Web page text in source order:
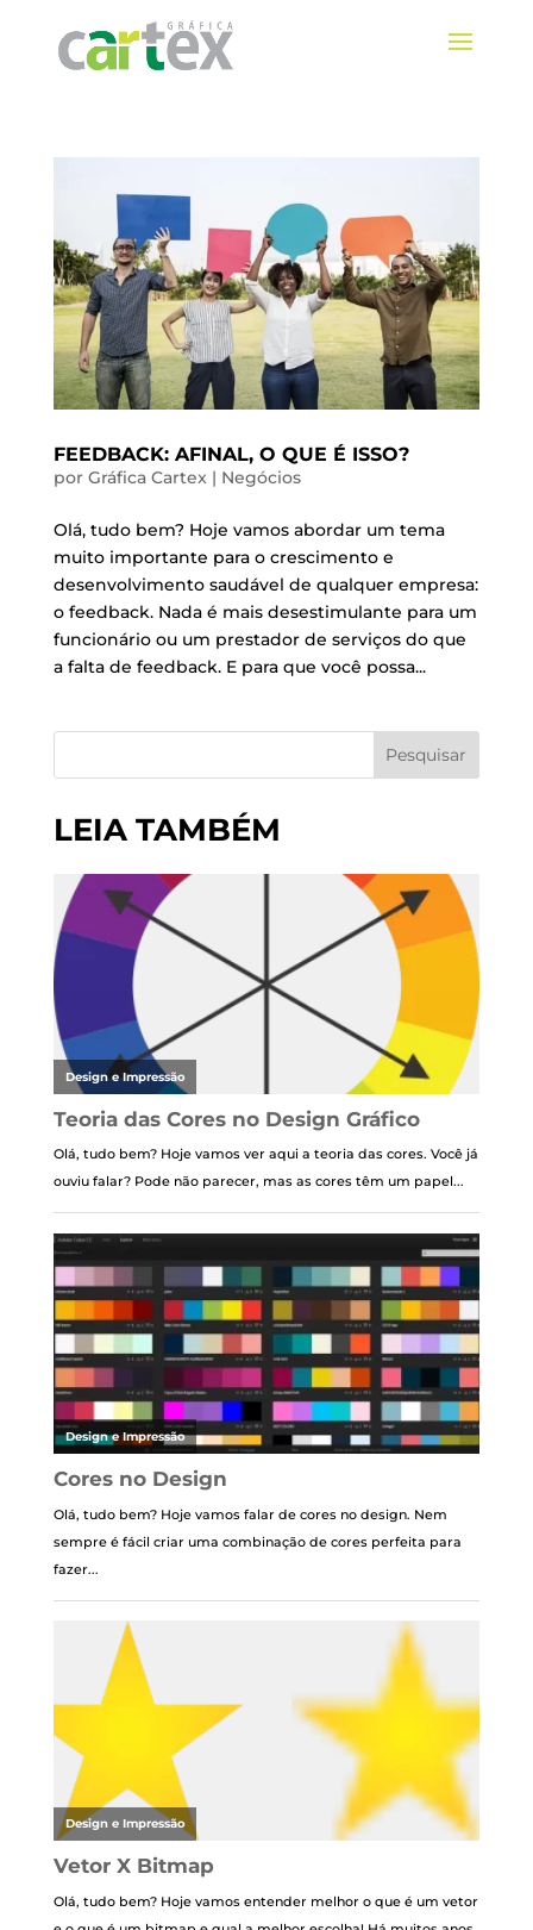
FEEDBACK: AFINAL, O QUE É ISSO?
por Gráfica Cartex| Negócios
Olá, tudo bem? Hoje vamos abordar um tema
muito importante para o crescimento e
desenvolvimento saudável de qualquer empresa:
o feedback. Nada é mais desestimulante para um
funcionário ou um prestador de serviços do que
a falta de feedback. E para que você possa...
Pesquisar
LEIA TAMBÉM